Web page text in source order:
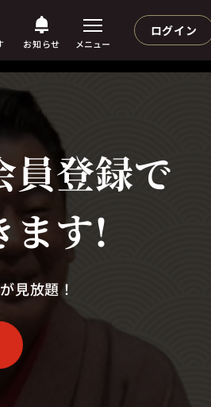
お知らせ メニュー
ログイン
員登録で
ます!
見放題！